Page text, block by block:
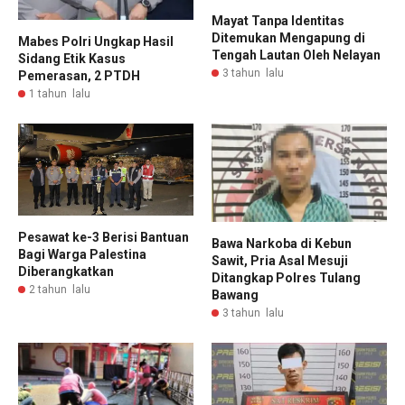
Mabes Polri Ungkap Hasil
Sidang Etik Kasus
Pemerasan, 2 PTDH
1 tahun lalu
Mayat Tanpa Identitas
Ditemukan Mengapung di
Tengah Lautan Oleh Nelayan
3 tahun lalu
Pesawat ke-3 Berisi Bantuan
Bagi Warga Palestina
Diberangkatkan
2 tahun lalu
Bawa Narkoba di Kebun
Sawit, Pria Asal Mesuji
Ditangkap Polres Tulang
Bawang
3 tahun lalu